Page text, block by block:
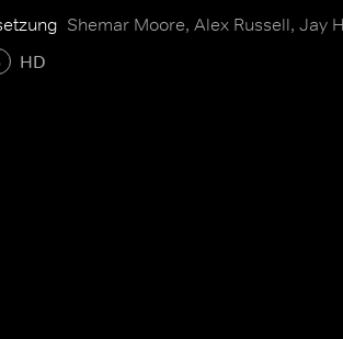
Shemar Moore, Alex Russell, Jay
HD